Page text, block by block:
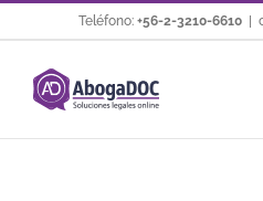
al
contenido
Teléfono: +56-2-3210-6610